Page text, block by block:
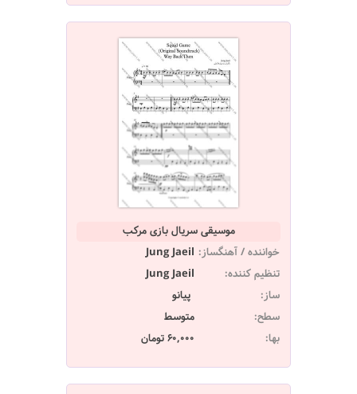
موسیقی سریال بازی مرکب
خواننده / آهنگساز: Jung Jaeil
تنظیم کننده:
Jung Jaeil
ساز:
پیانو
سطح:
متوسط
بها:
60,000 تومان